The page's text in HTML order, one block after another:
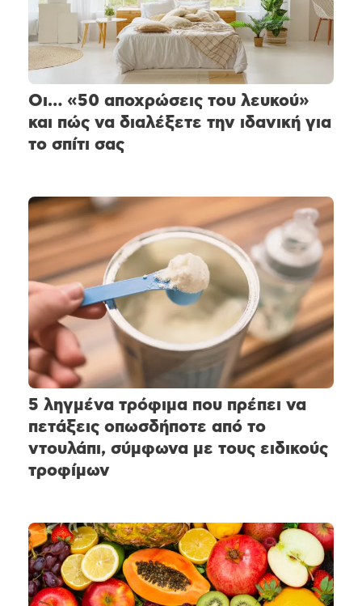
Οι… «50 αποχρώσεις του λευκού»
και πώς να διαλέξετε την ιδανική για
το σπίτι σας
5 ληγμένα τρόφιμα που πρέπει να
πετάξεις οπωσδήποτε από το
ντουλάπι, σύμφωνα με τους ειδικούς
τροφίμων